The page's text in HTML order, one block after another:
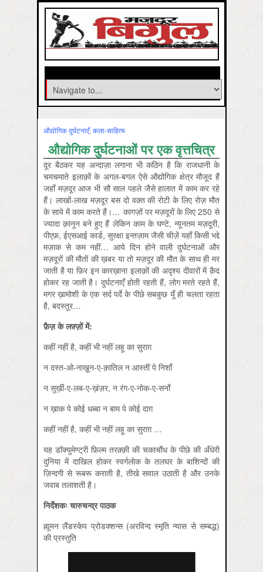
औद्योगिक दुर्घटनाएँ, कला-साहित्‍य
औद्योगिक दुर्घटनाओं पर एक वृत्तचित्र
दूर बैठकर यह अन्दाज़ा लगाना भी कठिन है कि राजधानी के
चमचमाते इलाक़ों के अगल-बगल ऐसे औद्योगिक क्षेत्र मौजूद हैं
जहाँ मज़दूर आज भी सौ साल पहले जैसे हालात में काम कर रहे
हैं। लाखों-लाख मज़दूर बस दो वक़्त की रोटी के लिए रोज़ मौत
के साये में काम करते हैं।… कागज़ों पर मज़दूरों के लिए 250 से
ज्यादा क़ानून बने हुए हैं लेकिन काम के घण्टे, न्यूनतम मज़दूरी,
पीएफ़, ईएसआई कार्ड, सुरक्षा इन्तज़ाम जैसी चीज़ें यहाँ किसी भद्दे
मज़ाक से कम नहीं… आये दिन होने वाली दुर्घटनाओं और
मज़दूरों की मौतों की ख़बर या तो मज़दूर की मौत के साथ ही मर
जाती है या फ़ि‍र इन कारख़ाना इलाक़ों की अदृश्य दीवारों में क़ैद
होकर रह जाती है। दुर्घटनाएँ होती रहती हैं, लोग मरते रहते हैं,
मगर ख़ामोशी के एक सर्द पर्दे के पीछे सबकुछ यूँ ही चलता रहता
है, बदस्तूर…
फ़ैज़ के लफ़्ज़ों में:
कहीं नहीं है, कहीं भी नहीं लहू का सुराग़
न दस्त-ओ-नाख़ून-ए-क़ातिल न आस्तीं पे निशाँ
न सुर्ख़ी-ए-लब-ए-ख़ंज़र, न रंग-ए-नोक-ए-सनाँ
न ख़ाक पे कोई धब्बा न बाम पे कोई दाग़
कहीं नहीं है, कहीं भी नहीं लहू का सुराग़ …
यह डॉक्युमेण्ट्री फ़ि‍ल्म तरक़्क़ी की चकाचौंध के पीछे की अँधेरी
दुनिया में दाखिल होकर स्वर्गलोक के तलघर के बाशिन्दों की
ज़िन्दगी से रूबरू कराती है, तीखे सवाल उठाती है और उनके
जवाब तलाशती है।
निर्देशकः चारुचन्द्र पाठक
ह्मूमन लैंडस्केप प्रोडक्शन्स (अरविन्द स्मृति न्यास से सम्बद्ध)
की प्रस्तुति